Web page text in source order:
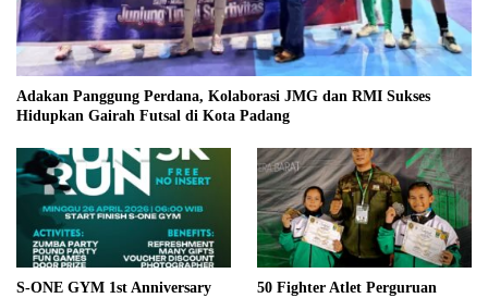
Adakan Panggung Perdana, Kolaborasi JMG dan RMI Sukses
Hidupkan Gairah Futsal di Kota Padang
S-ONE GYM 1st Anniversary
50 Fighter Atlet Perguruan